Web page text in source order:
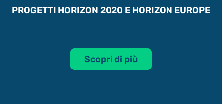
PROGETTI HORIZON 2020 E HORIZON EUROPE
Scopri di più